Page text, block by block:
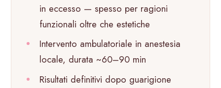
in eccesso — spesso per ragioni
funzionali oltre che estetiche
Intervento ambulatoriale in anestesia
locale, durata ~60–90 min
Risultati definitivi dopo guarigione